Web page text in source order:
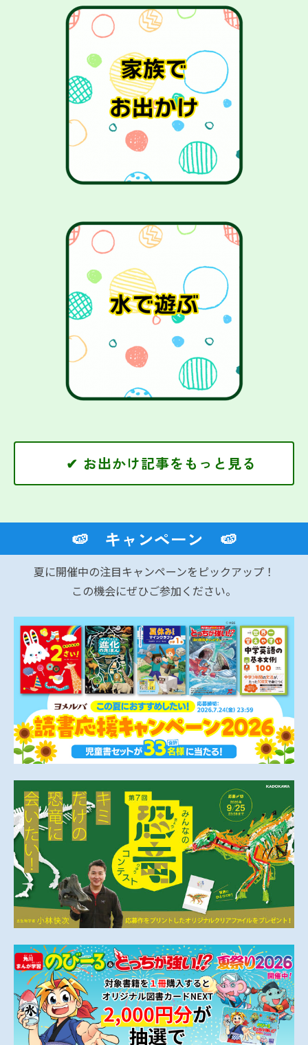
✔ お出かけ記事をもっと見る
🍉 キャンペーン 🍉
夏に開催中の注目キャンペーンをピックアップ！
この機会にぜひご参加ください。